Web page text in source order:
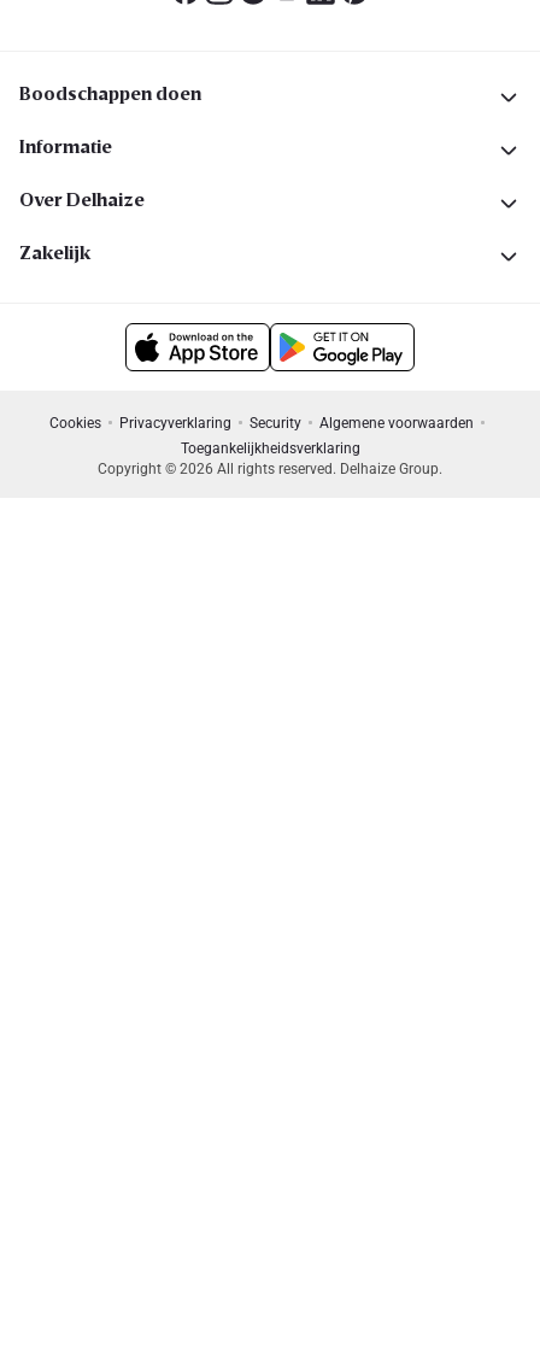
Boodschappen doen
Informatie
Over Delhaize
Zakelijk
Cookies Privacyverklaring Security
Algemene voorwaarden
Toegankelijkheidsverklaring
Copyright © 2026 All rights reserved. Delhaize Group.